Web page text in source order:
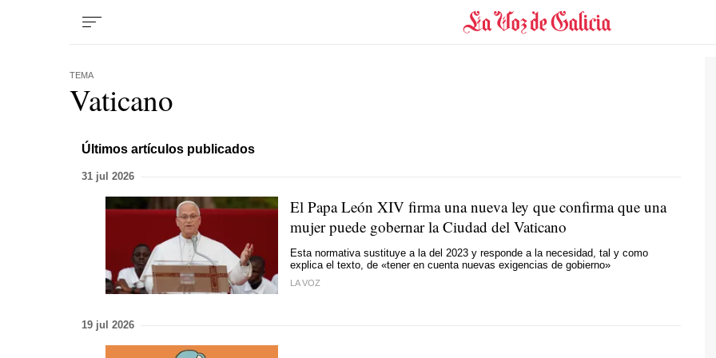
TEMA
Vaticano
Últimos artículos publicados
31 jul 2026
El Papa León XIV firma una nueva ley que confirma que una
mujer puede gobernar la Ciudad del Vaticano
Esta normativa sustituye a la del 2023 y responde a la necesidad, tal y como
explica el texto, de «tener en cuenta nuevas exigencias de gobierno»
LA VOZ
19 jul 2026